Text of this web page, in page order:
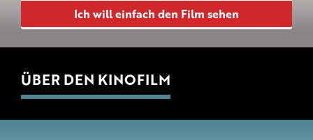
Ich will einfach den Film sehen
ÜBER DEN KINOFILM